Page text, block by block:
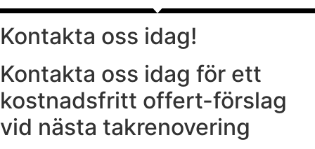
Kontakta oss idag!
Kontakta oss idag för ett
kostnadsfritt offert-förslag
vid nästa takrenovering